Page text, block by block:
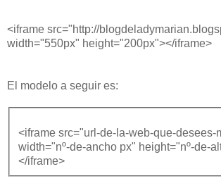
<iframe src="http://
width="550px" height="200px"></iframe>
El modelo a seguir es:
<iframe src="url-de-la-web-que-desees-
width="nº-de-ancho px" height="nº-de-
</iframe>